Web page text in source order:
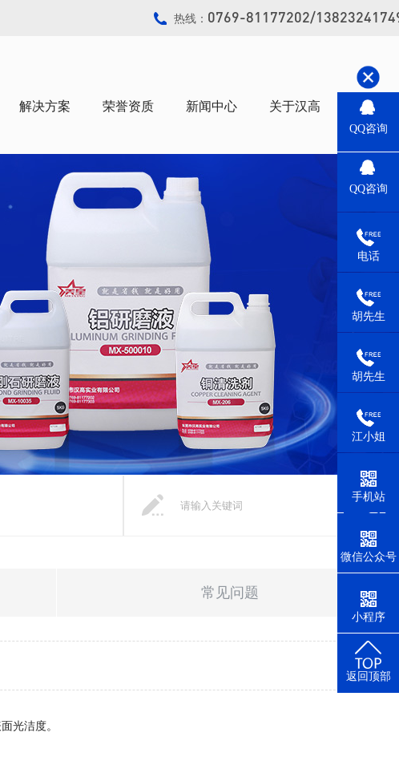
热线： 0769-81177202/
解决方案 荣誉资质 新闻中心 关于汉高 联系汉
常见问题
光洁度。
QQ咨询
QQ咨询
电话
胡先生
胡先生
江小姐
手机站
微信公众号
小程序
返回顶部